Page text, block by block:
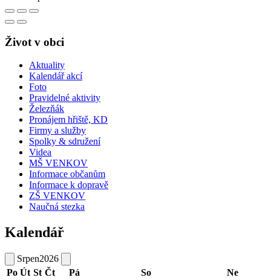
Život v obci
Aktuality
Kalendář akcí
Foto
Pravidelné aktivity
Železňák
Pronájem hřiště, KD
Firmy a služby
Spolky & sdružení
Videa
MŠ VENKOV
Informace občanům
Informace k dopravě
ZŠ VENKOV
Naučná stezka
Kalendář
Srpen2026
Po Út St Čt Pá So Ne